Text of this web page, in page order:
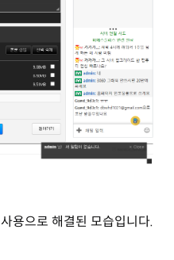
으로 해결된 모습입니다.